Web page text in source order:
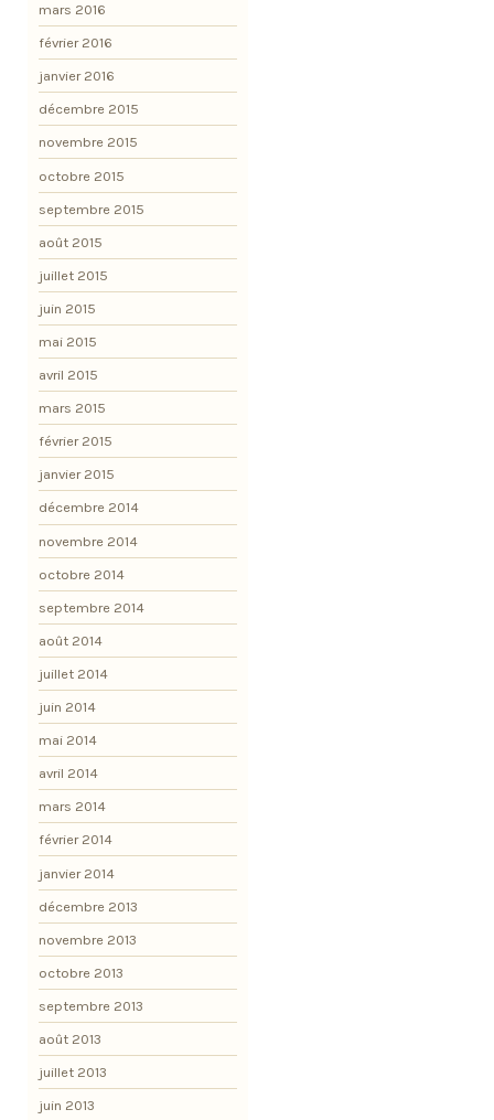
mars 2016
février 2016
janvier 2016
décembre 2015
novembre 2015
octobre 2015
septembre 2015
août 2015
juillet 2015
juin 2015
mai 2015
avril 2015
mars 2015
février 2015
janvier 2015
décembre 2014
novembre 2014
octobre 2014
septembre 2014
août 2014
juillet 2014
juin 2014
mai 2014
avril 2014
mars 2014
février 2014
janvier 2014
décembre 2013
novembre 2013
octobre 2013
septembre 2013
août 2013
juillet 2013
juin 2013